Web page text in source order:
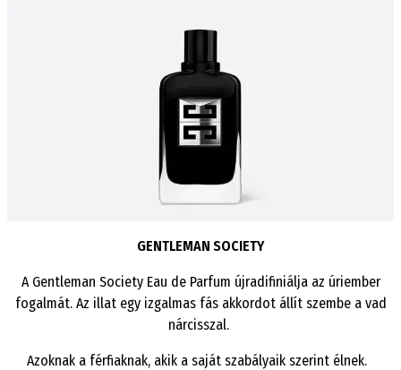
GENTLEMAN SOCIETY
A Gentleman Society Eau de Parfum újradifiniálja az úriember
fogalmát. Az illat egy izgalmas fás akkordot állít szembe a vad
nárcisszal.
Azoknak a férfiaknak, akik a saját szabályaik szerint élnek.